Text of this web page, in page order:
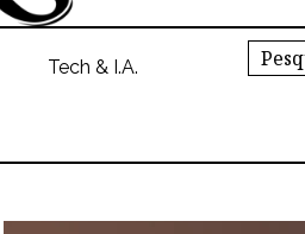
Tech & I.A.
Search